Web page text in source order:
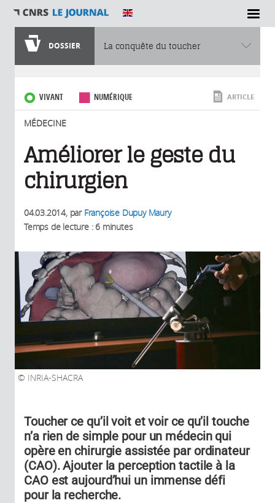
SECTIONS
DOSSIER La conquête du toucher
VIVANT NUMÉRIQUE
MÉDECINE
ARTICLE
Améliorer le geste du
chirurgien
04.03.2014, par Françoise Dupuy Maury
Temps de lecture : 6 minutes
INRIA-SHACRA
Toucher ce qu’il voit et voir ce qu’il touche
n’a rien de simple pour un médecin qui
opère en chirurgie assistée par ordinateur
(CAO). Ajouter la perception tactile à la
CAO est aujourd’hui un immense défi
pour la recherche.